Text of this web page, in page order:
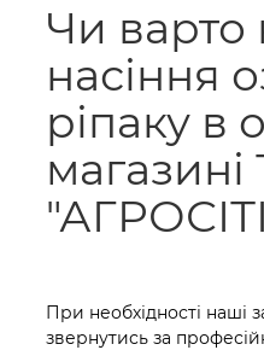
Чи варто
насіння
ріпаку в
При необхідності наші
звернутись за